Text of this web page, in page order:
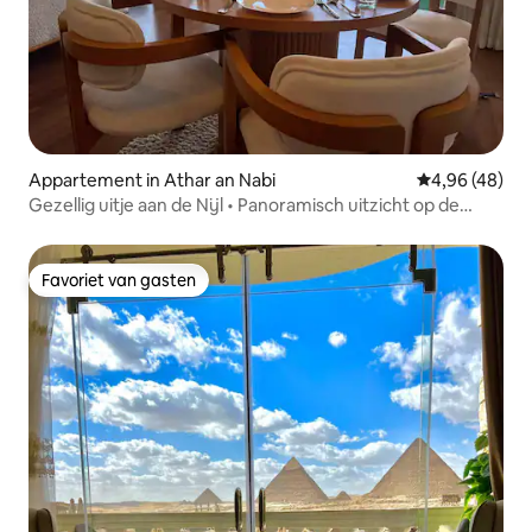
Appartement in Athar an Nabi Gemiddelde
4,96 (48)
Gezellig uitje aan de Nijl • Panoramisch uitzicht op de
Favoriet van gasten
Favoriet van gasten